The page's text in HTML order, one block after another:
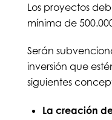
Los proyectos
mínima de
Serán
inversión que
siguientes
La creación